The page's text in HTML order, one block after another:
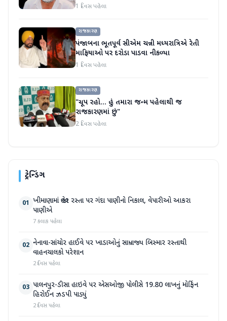
1 દિવસ પહેલા
રાજકારણ
પંજાબના ભૂતપૂર્વ સીએમ ચન્ની મધ્યરાત્રિએ રેતી
માફિયાઓ પર દરોડા પાડવા નીકળ્યા
1 દિવસ પહેલા
રાજકારણ
"ચૂપ રહો... હું તમારા જન્મ પહેલાથી જ
રાજકારણમાં છું"
2 દિવસ પહેલા
ટ્રેન્ડિંગ
01 ખીમાણામાં જાહેર રસ્તા પર ગંદા પાણીનો નિકાલ, વેપારીઓ આકરા
પાણીએ
7 કલાક પહેલા
02 નેનાવા-સાંચોર હાઈવે પર ખાડાઓનું સામ્રાજ્ય બિસ્માર રસ્તાથી
વાહનચાલકો પરેશાન
2 દિવસ પહેલા
03 પાલનપુર-ડીસા હાઇવે પર એસઓજી પોલીસે 19.80 લાખનું મોર્ફિન
હિરોઈન ઝડપી પાડ્યું
2 દિવસ પહેલા